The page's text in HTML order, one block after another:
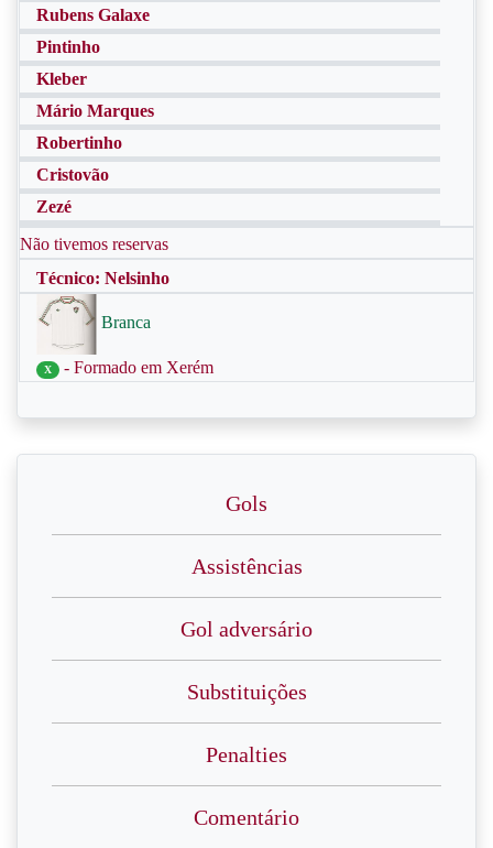
Rubens Galaxe
Pintinho
Kleber
Mário Marques
Robertinho
Cristovão
Zezé
Não tivemos reservas
Técnico: Nelsinho
Branca
X - Formado em Xerém
Gols
Assistências
Gol adversário
Substituições
Penalties
Comentário